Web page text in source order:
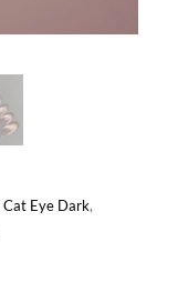
Cat Eye Dark,